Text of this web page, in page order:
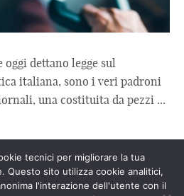
oggi dettano legge sul
italiana, sono i veri padroni
una costituita da pezzi ...
tecnici per migliorare la tua
Questo sito utilizza cookie analitici,
l'interazione dell'utente con il